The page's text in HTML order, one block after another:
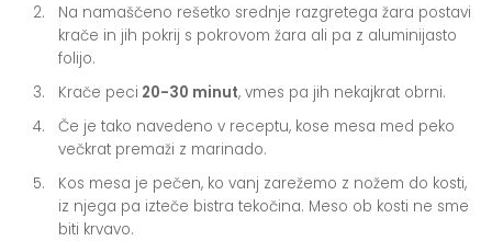
Na namaščeno rešetko srednje razgretega žara postavi
krače in jih pokrij s pokrovom žara ali pa z aluminijasto
folijo.
Krače peci 20-30 minut, vmes pa jih nekajkrat obrni.
Če je tako navedeno v receptu, kose mesa med peko
večkrat premaži z marinado.
Kos mesa je pečen, ko vanj zarežemo z nožem do kosti,
iz njega pa izteče bistra tekočina. Meso ob kosti ne sme
biti krvavo.